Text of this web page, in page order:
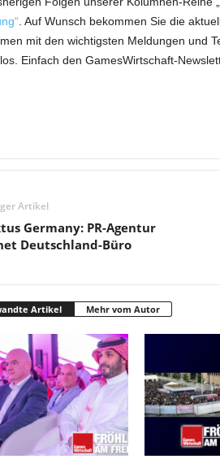
. Auf Wunsch bekommen Sie die
mit den wichtigsten Meldungen und
Einfach den GamesWirtschaft-
Artikel
Germany: PR-Agentur
Deutschland-Büro
Artikel Mehr vom Autor